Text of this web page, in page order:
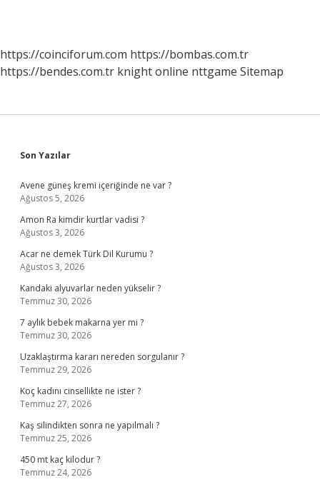
https://coinciforum.com https://bombas.com.tr
https://bendes.com.tr knight online nttgame Sitemap
Sidebar
Son Yazılar
Avene güneş kremi içeriğinde ne var ?
Ağustos 5, 2026
Amon Ra kimdir kurtlar vadisi ?
Ağustos 3, 2026
Acar ne demek Türk Dil Kurumu ?
Ağustos 3, 2026
Kandaki alyuvarlar neden yükselir ?
Temmuz 30, 2026
7 aylık bebek makarna yer mi ?
Temmuz 30, 2026
Uzaklaştırma kararı nereden sorgulanır ?
Temmuz 29, 2026
Koç kadını cinsellikte ne ister ?
Temmuz 27, 2026
Kaş silindikten sonra ne yapılmalı ?
Temmuz 25, 2026
450 mt kaç kilodur ?
Temmuz 24, 2026